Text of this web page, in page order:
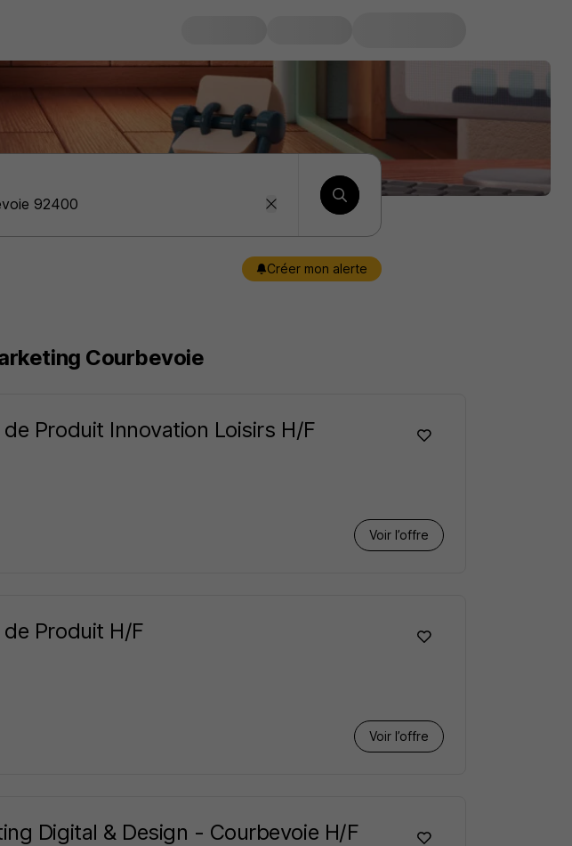
Créer mon alerte
Courbevoie
Produit Innovation Loisirs H/F
Voir l’offre
Produit H/F
Voir l’offre
Digital & Design - Courbevoie H/F